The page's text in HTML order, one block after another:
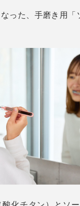
った、手磨き用「